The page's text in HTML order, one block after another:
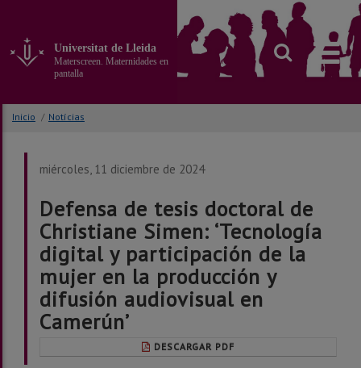
contenido
principal
página
Universitat de Lleida
Materscreen. Maternidades en
pantalla
Inicio / Notícias
miércoles, 11 diciembre de 2024
Defensa de tesis doctoral de
Christiane Simen: ‘Tecnología
digital y participación de la
mujer en la producción y
difusión audiovisual en
Camerún’
DESCARGAR PDF